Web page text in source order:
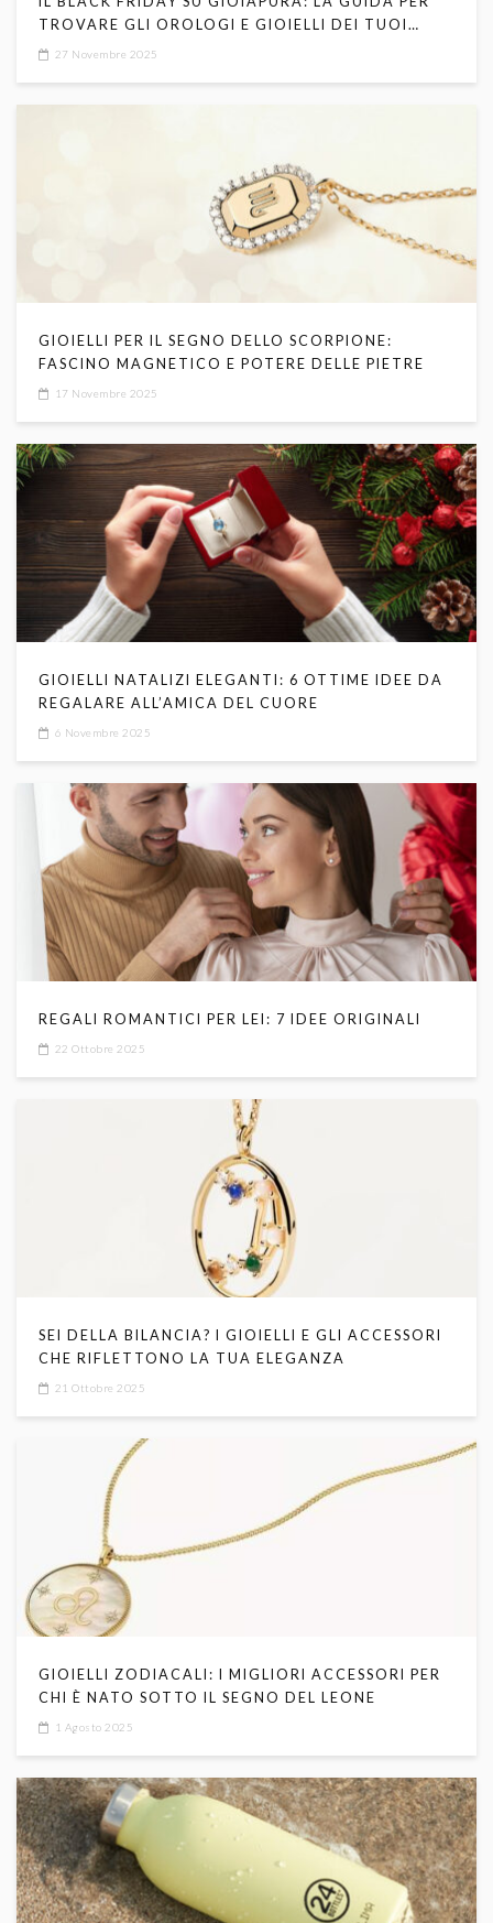
TROVARE GLI OROLOGI E GIOIELLI DEI TUOI
SOGNI
27 Novembre 2025
GIOIELLI PER IL SEGNO DELLO SCORPIONE:
FASCINO MAGNETICO E POTERE DELLE PIETRE
17 Novembre 2025
GIOIELLI NATALIZI ELEGANTI: 6 OTTIME IDEE DA
REGALARE ALL’AMICA DEL CUORE
6 Novembre 2025
REGALI ROMANTICI PER LEI: 7 IDEE ORIGINALI
22 Ottobre 2025
SEI DELLA BILANCIA? I GIOIELLI E GLI ACCESSORI
CHE RIFLETTONO LA TUA ELEGANZA
21 Ottobre 2025
GIOIELLI ZODIACALI: I MIGLIORI ACCESSORI PER
CHI È NATO SOTTO IL SEGNO DEL LEONE
1 Agosto 2025